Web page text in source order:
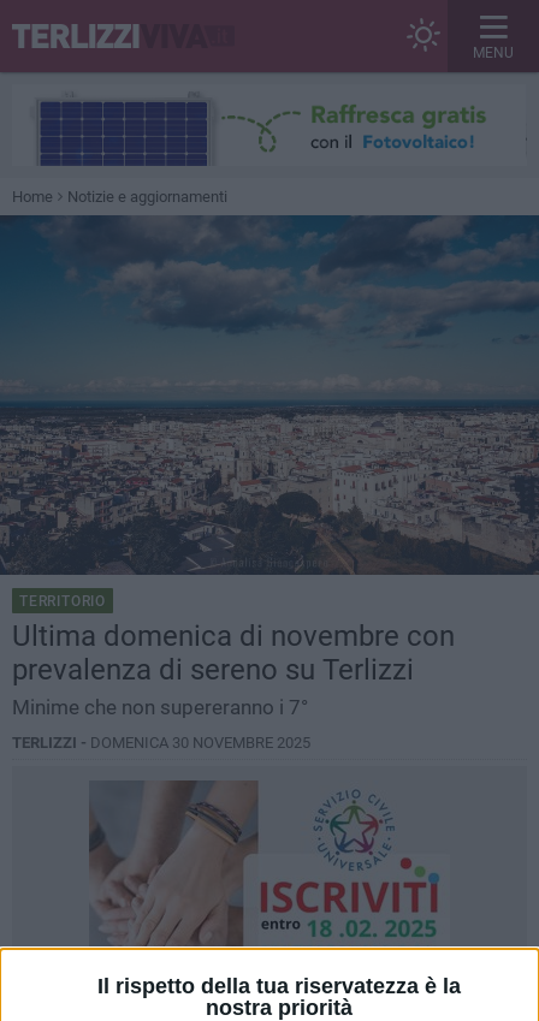
Il rispetto della tua riservatezza è la
nostra priorità
MENU
Home Notizie e aggiornamenti
TERRITORIO
Ultima domenica di novembre con
prevalenza di sereno su Terlizzi
Minime che non supereranno i 7°
TERLIZZI - DOMENICA 30 NOVEMBRE 2025